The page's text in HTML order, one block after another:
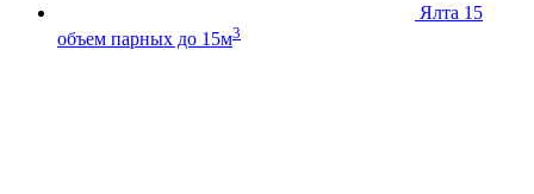
Ялта 15
объем парных до 15м3